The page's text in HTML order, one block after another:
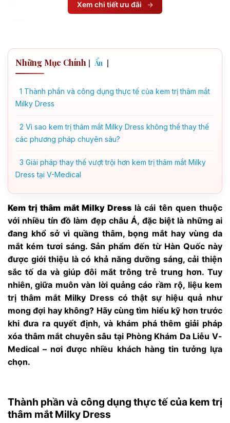
Xem chi tiết ưu đãi →
Những Mục Chính [ Ẩn ]
1 Thành phần và công dụng thực tế của kem trị thâm mắt
Milky Dress
2 Vì sao kem trị thâm mắt Milky Dress không thể thay thế
các phương pháp chuyên sâu?
3 Giải pháp thay thế vượt trội hơn kem trị thâm mắt Milky
Dress tại V-Medical
Kem trị thâm mắt Milky Dress là cái tên quen thuộc
với nhiều tín đồ làm đẹp châu Á, đặc biệt là những ai
đang khổ sở vì quầng thâm, bọng mắt hay vùng da
mắt kém tươi sáng. Sản phẩm đến từ Hàn Quốc này
được giới thiệu là có khả năng dưỡng sáng, cải thiện
sắc tố da và giúp đôi mắt trông trẻ trung hơn. Tuy
nhiên, giữa muôn vàn lời quảng cáo rầm rộ, liệu kem
trị thâm mắt Milky Dress có thật sự hiệu quả như
mong đợi hay không? Hãy cùng tìm hiểu kỹ hơn trước
khi đưa ra quyết định, và khám phá thêm giải pháp
xóa thâm mắt chuyên sâu tại Phòng Khám Da Liễu V-
Medical – nơi được nhiều khách hàng tin tưởng lựa
chọn.
Thành phần và công dụng thực tế của kem trị
thâm mắt Milky Dress